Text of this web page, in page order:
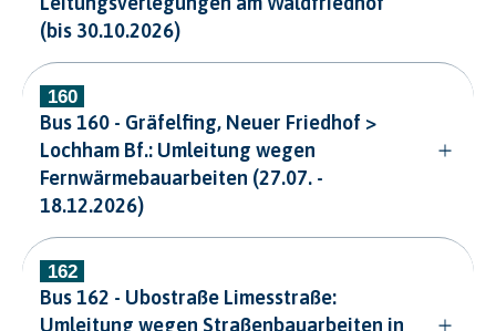
(bis 30.10.2026)
Bus 160 - Gräfelfing, Neuer Friedhof >
Lochham Bf.: Umleitung wegen
Fernwärmebauarbeiten (27.07. -
18.12.2026)
Bus 162 - Ubostraße Limesstraße:
Umleitung wegen Straßenbauarbeiten in